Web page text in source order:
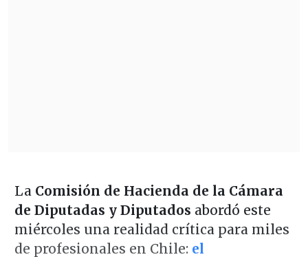
La Comisión de Hacienda de la Cámara
de Diputadas y Diputados abordó este
miércoles una realidad crítica para miles
de profesionales en Chile: el